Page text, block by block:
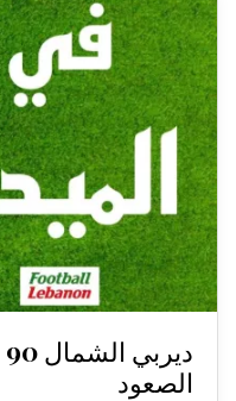
الصعود